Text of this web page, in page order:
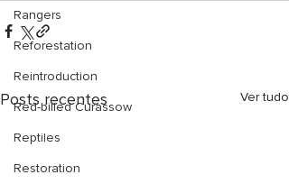
Rangers
Reforestation
Reintroduction
Red-billed Curassow
Reptiles
Restoration
Posts recentes Ver tudo